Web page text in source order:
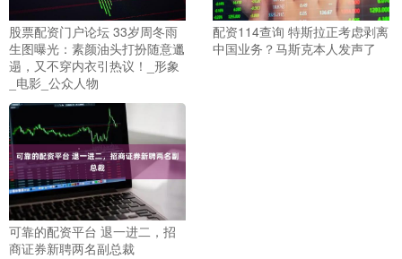
股票配资门户论坛 33岁周冬雨
生图曝光：素颜油头打扮随意邋
遢，又不穿内衣引热议！_形象
_电影_公众人物
配资114查询 特斯拉正考虑剥离
中国业务？马斯克本人发声了
可靠的配资平台 退一进二，招
商证券新聘两名副总裁